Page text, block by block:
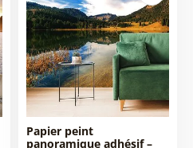
Papier peint
panoramique adhésif –